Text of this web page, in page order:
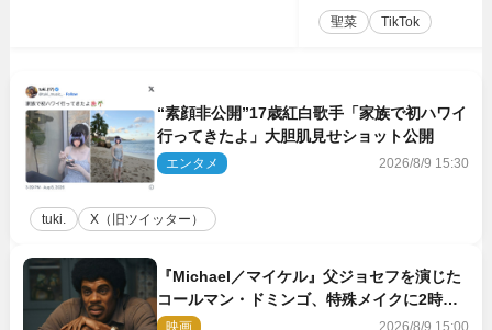
聖菜 TikTok
“素顔非公開”17歳紅白歌手「家族で初ハワイ
行ってきたよ」大胆肌見せショット公開
エンタメ 2026/8/9 15:30
tuki. X（旧ツイッター）
『Michael／マイケル』父ジョセフを演じた
コールマン・ドミンゴ、特殊メイクに2時間
半かかっていた